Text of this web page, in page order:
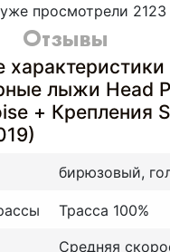
просмотрели 2123
Отзывы
характеристики
лыжи Head
+ Крепления
бирюзовый,
Трасса 100%
Средняя